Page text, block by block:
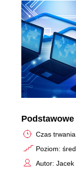
Czas
Poziom:
Autor: Jacek